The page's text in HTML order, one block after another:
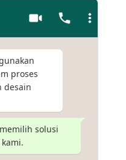
proses
desain
solusi